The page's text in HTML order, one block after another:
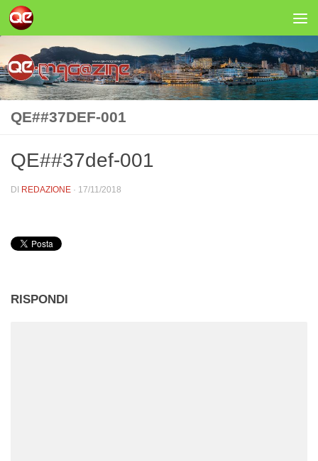
Salta al contenuto
QE##37DEF-001
QE##37def-001
DI REDAZIONE · 17/11/2018
RISPONDI